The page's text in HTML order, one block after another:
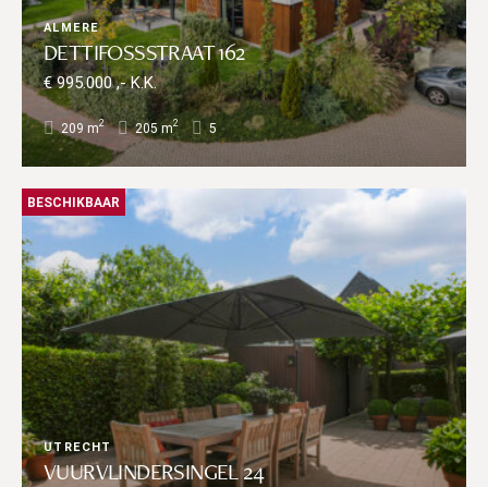
ALMERE
DETTIFOSSSTRAAT 162
€ 995.000 ,- K.K.
209 m2 205 m2 5
BESCHIKBAAR
UTRECHT
VUURVLINDERSINGEL 24